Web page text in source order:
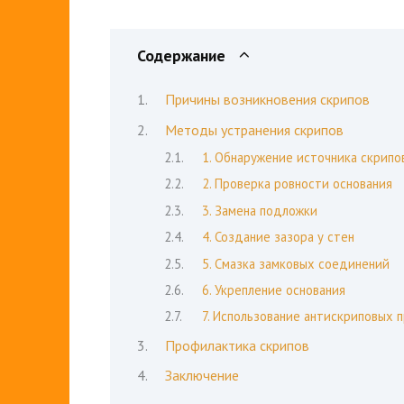
Содержание
Причины возникновения скрипов
Методы устранения скрипов
1. Обнаружение источника
2. Проверка ровности основания
3. Замена подложки
4. Создание зазора у стен
5. Смазка замковых соединений
6. Укрепление основания
7. Использование антискриповых
Профилактика скрипов
Заключение